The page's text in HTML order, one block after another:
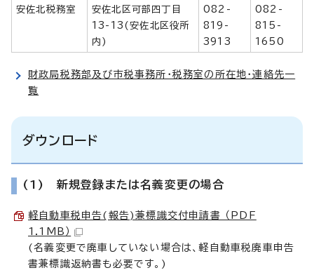
安佐北税務室
安佐北区可部四丁目
13-13(安佐北区役所
内)
082-
819-
3913
082-
815-
1650
財政局税務部及び市税事務所・税務室の所在地・連絡先一
覧
ダウンロード
(1) 新規登録または名義変更の場合
軽自動車税申告(報告)兼標識交付申請書 （PDF
1.1MB）
(名義変更で廃車していない場合は、軽自動車税廃車申告
書兼標識返納書も必要です。)